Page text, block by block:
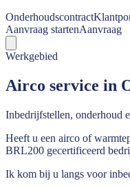
Onderhoudscontract
Aanvraag startenAanvraag
Werkgebied
Airco service in
Inbedrijfstellen, onderhoud
Heeft u een airco of
BRL200 gecertificeerd
Ik kom bij u langs voor